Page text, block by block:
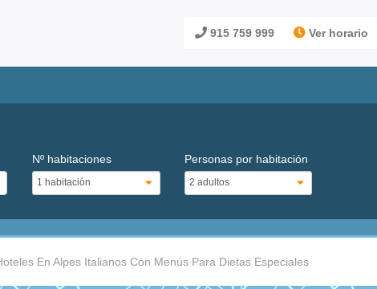
915 759 999 Ver horario
Nº habitaciones Personas por habitación
En Alpes Italianos Con Menús Para Dietas Especiales